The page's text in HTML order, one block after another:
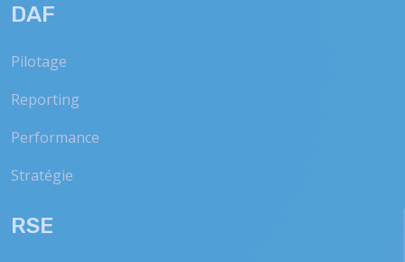
DAF
Pilotage
Reporting
Performance
Stratégie
RSE